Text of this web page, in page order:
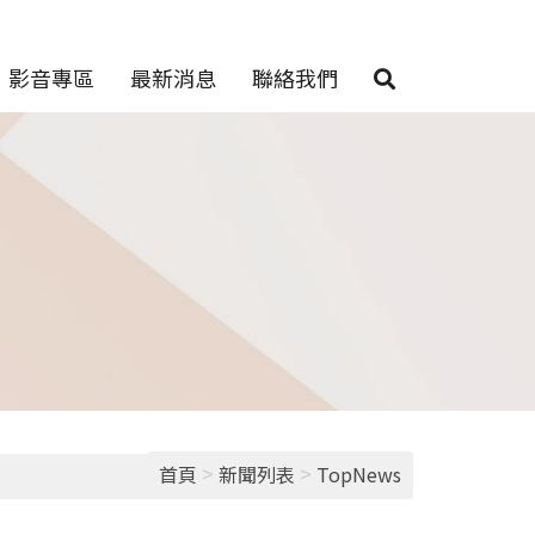
影音專區 最新消息 聯絡我們
首頁 > 新聞列表 > TopNews